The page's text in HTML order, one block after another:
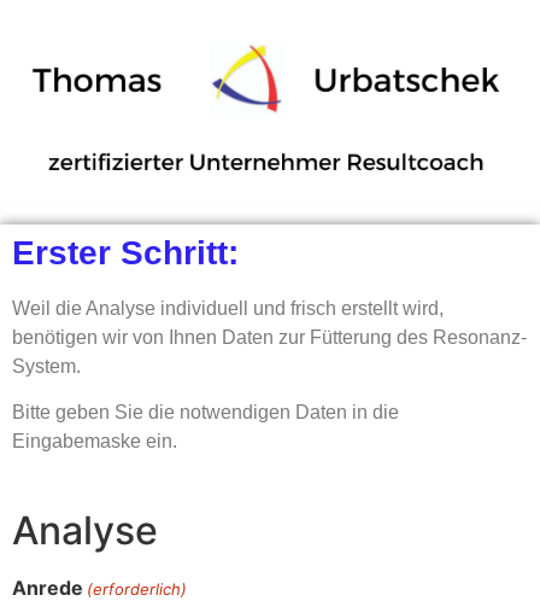
Erster Schritt:
Weil die Analyse individuell und frisch erstellt wird,
benötigen wir von Ihnen Daten zur Fütterung des Resonanz-
System.
Bitte geben Sie die notwendigen Daten in die
Eingabemaske ein.
Analyse
Anrede (erforderlich)